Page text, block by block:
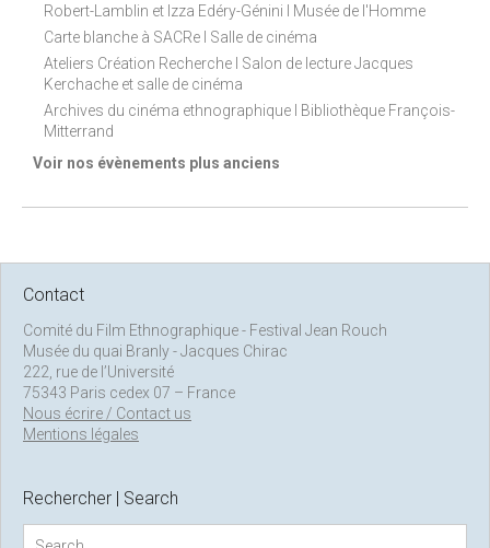
Robert-Lamblin et Izza Edéry-Génini I Musée de l'Homme
Carte blanche à SACRe I Salle de cinéma
Ateliers Création Recherche I Salon de lecture Jacques
Kerchache et salle de cinéma
Archives du cinéma ethnographique I Bibliothèque François-
Mitterrand
Voir nos évènements plus anciens
Contact
Comité du Film Ethnographique - Festival Jean Rouch
Musée du quai Branly - Jacques Chirac
222, rue de l’Université
75343 Paris cedex 07 – France
Nous écrire / Contact us
Mentions légales
Rechercher | Search